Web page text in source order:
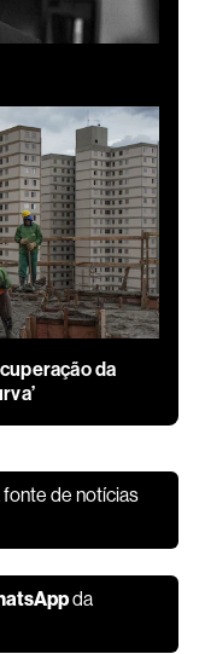
da
fonte de notícias
da